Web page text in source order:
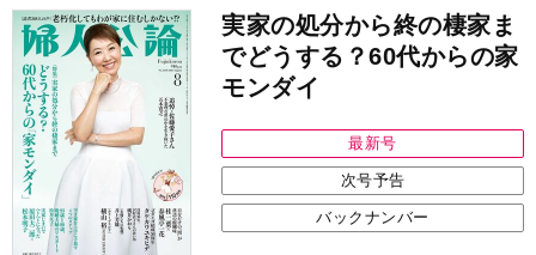
実家の処分から終の棲家ま
でどうする？60代からの家
モンダイ
最新号
次号予告
バックナンバー